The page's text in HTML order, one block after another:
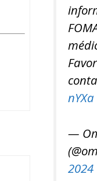
nYXa
—
2024